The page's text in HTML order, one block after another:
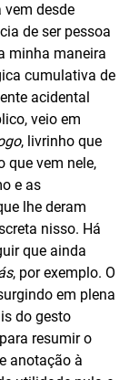
vem desde
de ser pessoa
minha maneira
cumulativa de
acidental
veio em
, livrinho que
que vem nele,
e as
lhe deram
nisso. Há
que ainda
, por exemplo. O
em plena
do gesto
resumir o
anotação à